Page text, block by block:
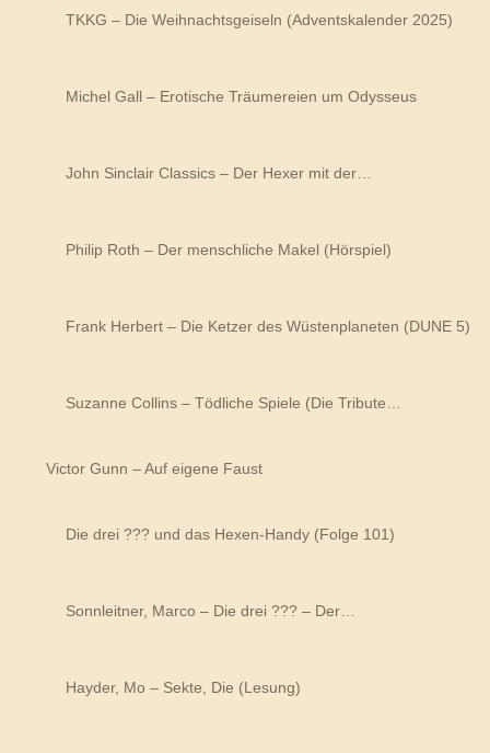
TKKG – Die Weihnachtsgeiseln (Adventskalender 2025)
Michel Gall – Erotische Träumereien um Odysseus
John Sinclair Classics – Der Hexer mit der…
Philip Roth – Der menschliche Makel (Hörspiel)
Frank Herbert – Die Ketzer des Wüstenplaneten (DUNE 5)
Suzanne Collins – Tödliche Spiele (Die Tribute…
Victor Gunn – Auf eigene Faust
Die drei ??? und das Hexen-Handy (Folge 101)
Sonnleitner, Marco – Die drei ??? – Der…
Hayder, Mo – Sekte, Die (Lesung)